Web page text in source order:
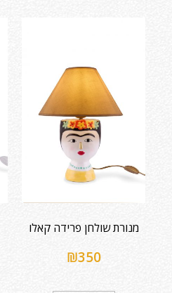
מנורת שולחן פרידה קאלו
₪350